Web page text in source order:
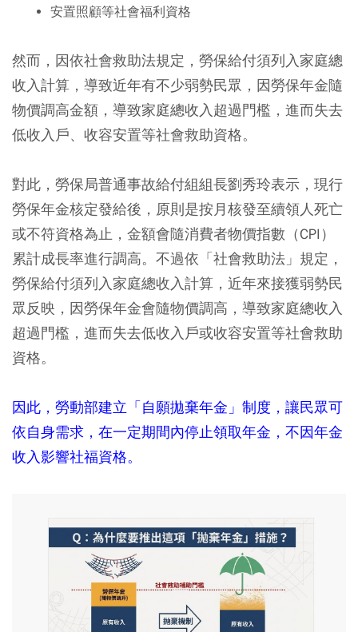
安置照顧等社會福利資格
然而，因依社會救助法規定，勞保給付須列入家庭總
收入計算，導致近年有不少弱勢民眾，因勞保年金隨
物價調高金額，導致家庭總收入超過門檻，進而失去
低收入戶、收容安置等社會救助資格。
對此，勞保局普通事故給付組組長劉秀玲表示，現行
勞保年金核定發給後，原則是按月核發至續領人死亡
或不符資格為止，金額會隨消費者物價指數（CPI）
累計成長率進行調高。不過依「社會救助法」規定，
勞保給付須列入家庭總收入計算，近年來接獲弱勢民
眾反映，因勞保年金會隨物價調高，導致家庭總收入
超過門檻，進而失去低收入戶或收容安置等社會救助
資格。
因此，勞動部建立「自願拋棄年金」制度，讓民眾可
依自身需求，在一定期間內停止領取年金，不因年金
收入影響社福資格。